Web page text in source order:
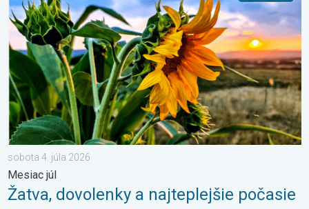
sobota 4. júla 2026
Mesiac júl
Žatva, dovolenky a najteplejšie počasie